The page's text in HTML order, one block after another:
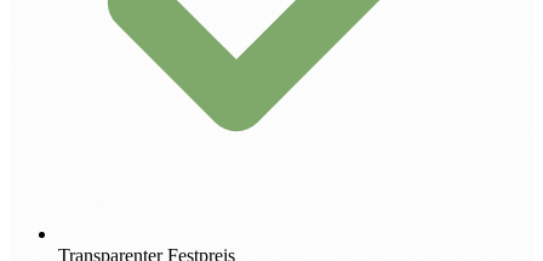
Transparenter Festpreis